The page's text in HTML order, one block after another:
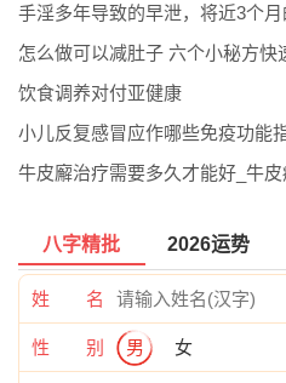
怎么做可以减肚子 六个小秘方快
饮食调养对付亚健康
小儿反复感冒应作哪些免疫功能
牛皮廨治疗需要多久才能好_牛
八字精批 2026运势
姓 名
性 别 男 女